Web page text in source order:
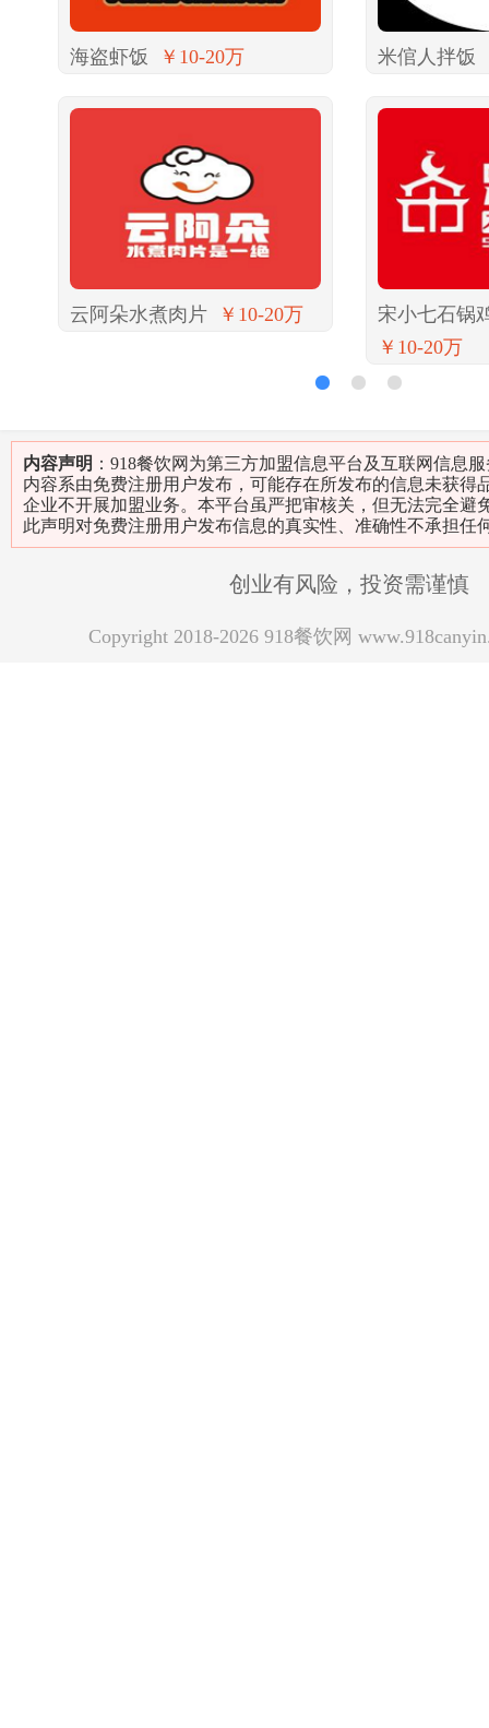
海盗虾饭 ￥10-20万 米倌人拌饭
云阿朵水煮肉片 ￥10-20万
宋小七石锅
￥10-20万
内容声明 ：918餐饮网为第三方加盟信息平台及互联网信息
内容系由免费注册用户发布，可能存在所发布的信息未获得
企业不开展加盟业务。本平台虽严把审核关，但无法完全避
此声明对免费注册用户发布信息的真实性、准确性不承担任
创业有风险，投资需谨慎
Copyright 2018-2026 918餐饮网